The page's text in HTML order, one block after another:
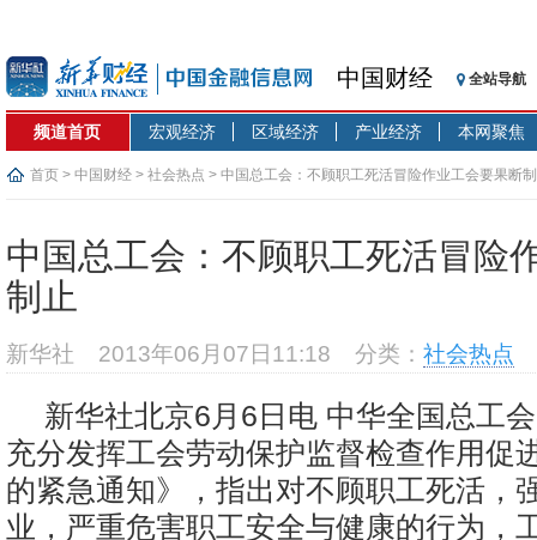
中国财经 全站导航
频道首页 宏观经济 区域经济 产业经济 本网聚焦
首页 > 中国财经 > 社会热点 > 中国总工会：不顾职工死活冒险作业工会要果断
中国总工会：不顾职工死活冒险
制止
新华社 2013年06月07日11:18 分类： 社会热点
新华社北京6月6日电 中华全国总工
充分发挥工会劳动保护监督检查作用促
的紧急通知》，指出对不顾职工死活，
业，严重危害职工安全与健康的行为，